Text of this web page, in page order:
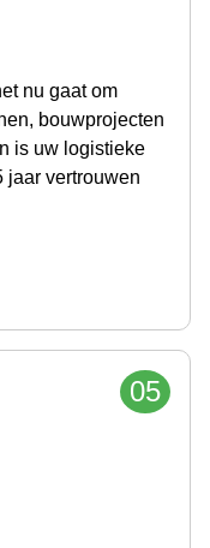
nu gaat om
bouwprojecten
is uw logistieke
jaar vertrouwen
05